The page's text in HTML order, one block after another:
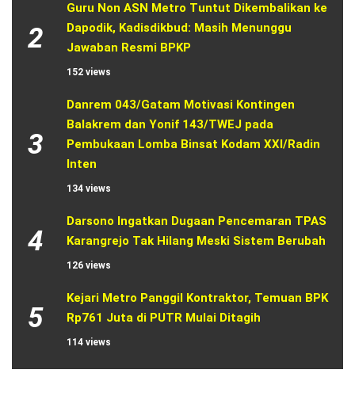
2
Guru Non ASN Metro Tuntut Dikembalikan ke
Dapodik, Kadisdikbud: Masih Menunggu
Jawaban Resmi BPKP
152 views
3
Danrem 043/Gatam Motivasi Kontingen
Balakrem dan Yonif 143/TWEJ pada
Pembukaan Lomba Binsat Kodam XXI/Radin
Inten
134 views
4
Darsono Ingatkan Dugaan Pencemaran TPAS
Karangrejo Tak Hilang Meski Sistem Berubah
126 views
5
Kejari Metro Panggil Kontraktor, Temuan BPK
Rp761 Juta di PUTR Mulai Ditagih
114 views